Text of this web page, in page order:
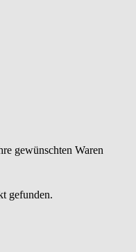
gewünschten Waren
gefunden.